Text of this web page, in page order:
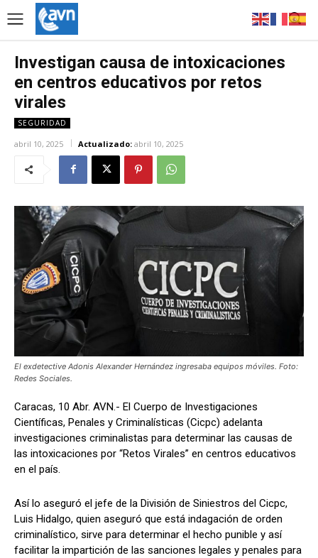
Investigan causa de intoxicaciones
en centros educativos por retos
virales
SEGURIDAD
abril 10, 2025 Actualizado: abril 10, 2025
El exdetective Adonis Alexander Hernández ingresaba equipos móviles. Foto:
Redes Sociales.
Caracas, 10 Abr. AVN.- El Cuerpo de Investigaciones
Científicas, Penales y Criminalísticas (Cicpc) adelanta
investigaciones criminalistas para determinar las causas de
las intoxicaciones por “Retos Virales” en centros educativos
en el país.
Así lo aseguró el jefe de la División de Siniestros del Cicpc,
Luis Hidalgo, quien aseguró que está indagación de orden
criminalístico, sirve para determinar el hecho punible y así
facilitar la impartición de las sanciones legales y penales para